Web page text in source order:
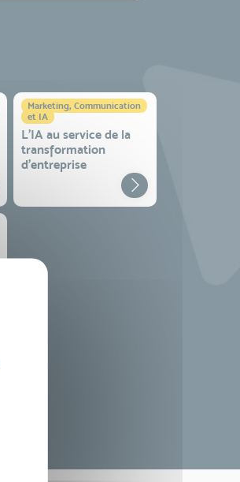
Marketing, Communication
et IA
L'IA au service de la
transformation
d'entreprise